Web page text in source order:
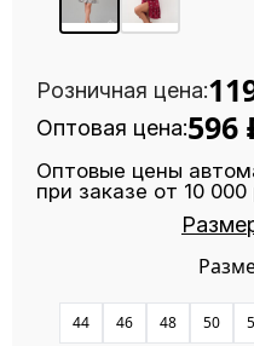
Розничная цена:
Оптовая цена:596
Оптовые цены
при заказе от 10 000
44 46 48 50